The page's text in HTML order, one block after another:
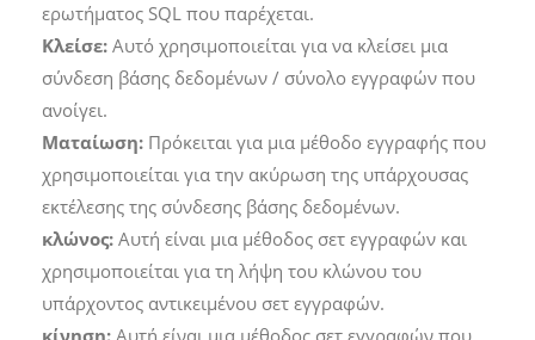
ερωτήματος SQL που παρέχεται.
Κλείσε: Αυτό χρησιμοποιείται για να κλείσει μια
σύνδεση βάσης δεδομένων / σύνολο εγγραφών που
ανοίγει.
Ματαίωση: Πρόκειται για μια μέθοδο εγγραφής που
χρησιμοποιείται για την ακύρωση της υπάρχουσας
εκτέλεσης της σύνδεσης βάσης δεδομένων.
κλώνος: Αυτή είναι μια μέθοδος σετ εγγραφών και
χρησιμοποιείται για τη λήψη του κλώνου του
υπάρχοντος αντικειμένου σετ εγγραφών.